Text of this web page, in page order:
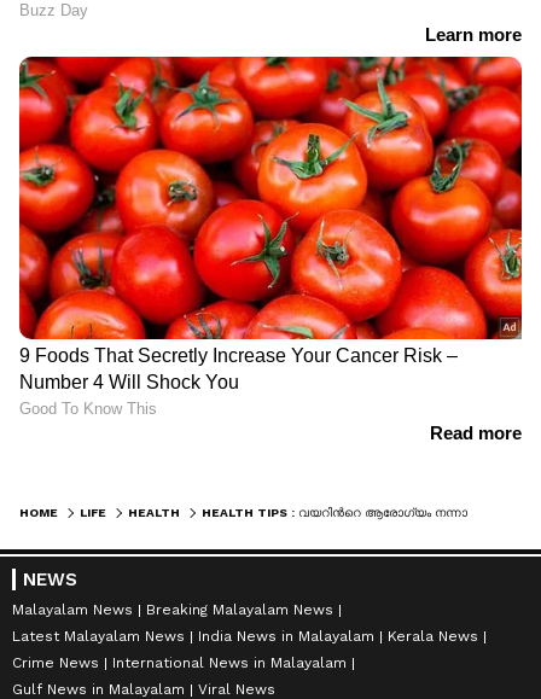
HOME LIFE HEALTH
NEWS
Malayalam News
Breaking Malayalam News
Latest Malayalam News
India News in Malayalam
Kerala News
Crime News
International News in Malayalam
Gulf News in Malayalam
Viral News